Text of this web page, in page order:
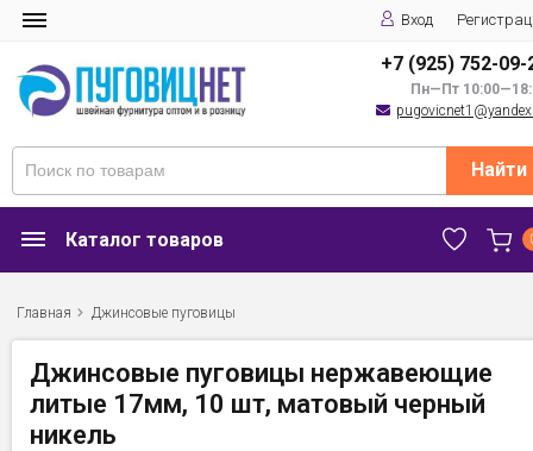
Вход
+7 (925) 752-09-
Пн—Пт
Найти
Каталог товаров
Главная Джинсовые пуговицы
Джинсовые пуговицы нержавеющие
литые 17мм, 10 шт, матовый черный
никель